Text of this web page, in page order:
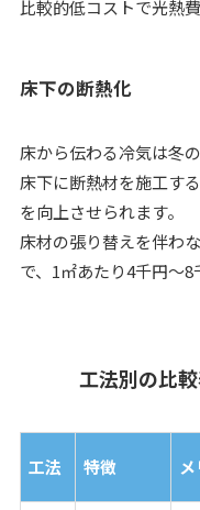
比較的低コストで光熱
床下の断熱化
床から伝わる冷気は冬
床下に断熱材を施工す
を向上させられます。
床材の張り替えを伴わ
で、1㎡あたり4千円〜8
工法別の比
工法 特徴